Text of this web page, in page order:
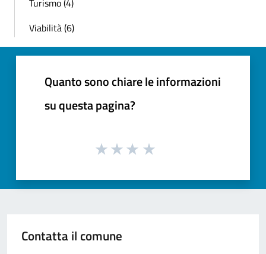
Turismo (4)
Viabilità (6)
Quanto sono chiare le informazioni
su questa pagina?
Contatta il comune